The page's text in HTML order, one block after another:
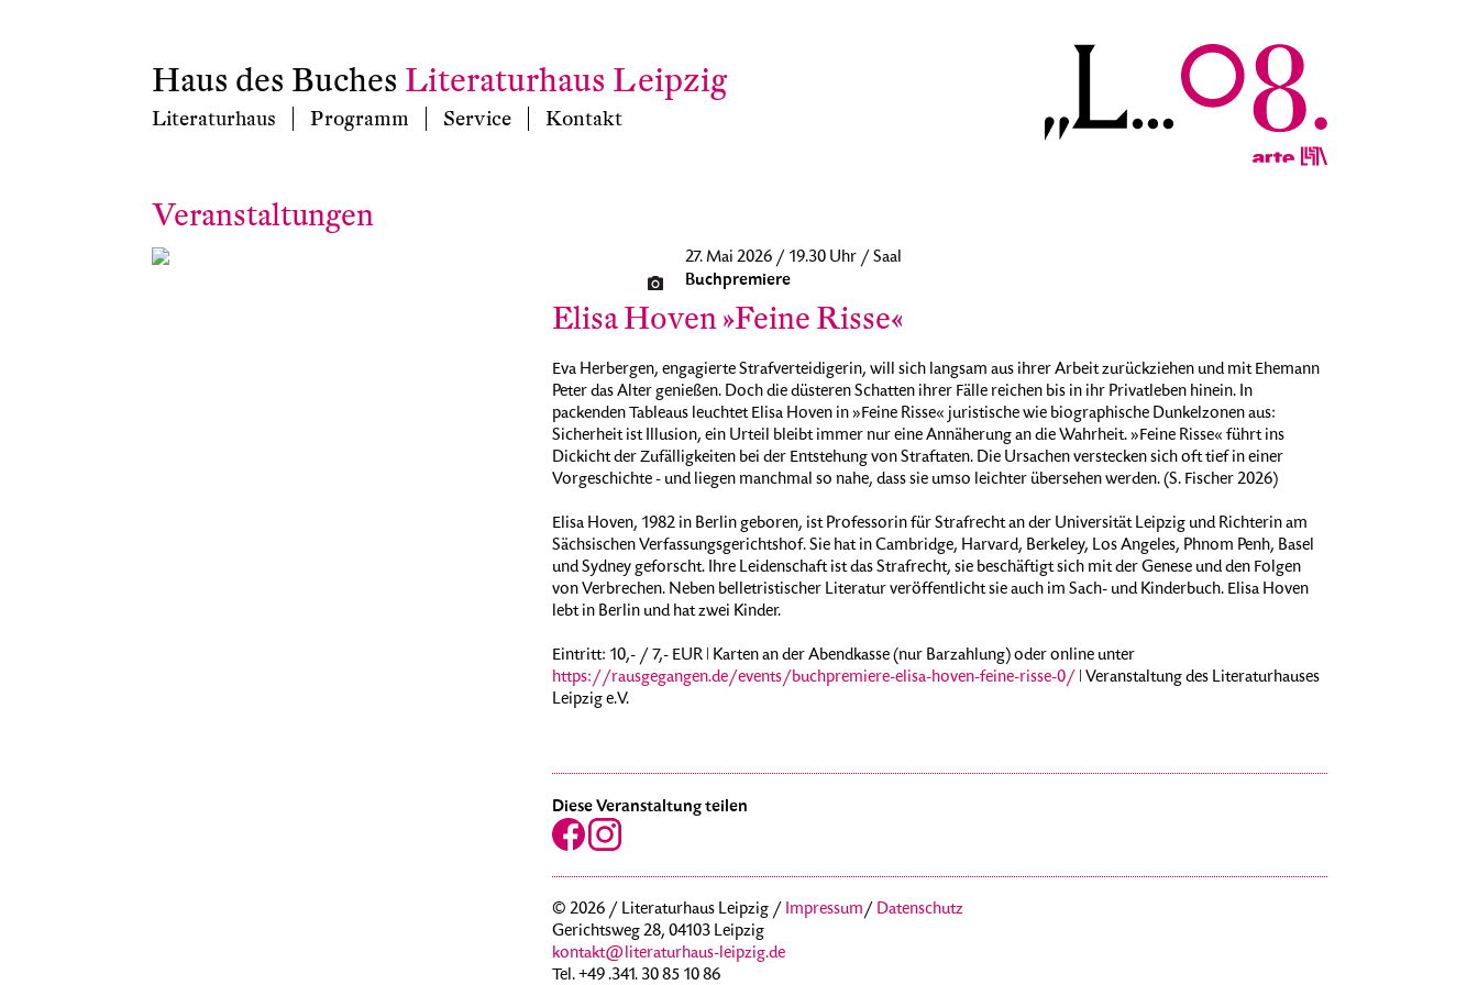
Haus des Buches Literaturhaus Leipzig
Literaturhaus Programm Service Kontakt
Veranstaltungen
27. Mai 2026 / 19.30 Uhr / Saal
Buchpremiere
Elisa Hoven »Feine Risse«
Eva Herbergen, engagierte Strafverteidigerin, will sich langsam aus ihrer Arbeit zurückziehen und mit Ehemann
Peter das Alter genießen. Doch die düsteren Schatten ihrer Fälle reichen bis in ihr Privatleben hinein. In
packenden Tableaus leuchtet Elisa Hoven in »Feine Risse« juristische wie biographische Dunkelzonen aus:
Sicherheit ist Illusion, ein Urteil bleibt immer nur eine Annäherung an die Wahrheit. »Feine Risse« führt ins
Dickicht der Zufälligkeiten bei der Entstehung von Straftaten. Die Ursachen verstecken sich oft tief in einer
Vorgeschichte - und liegen manchmal so nahe, dass sie umso leichter übersehen werden. (S. Fischer 2026)
Elisa Hoven, 1982 in Berlin geboren, ist Professorin für Strafrecht an der Universität Leipzig und Richterin am
Sächsischen Verfassungsgerichtshof. Sie hat in Cambridge, Harvard, Berkeley, Los Angeles, Phnom Penh, Basel
und Sydney geforscht. Ihre Leidenschaft ist das Strafrecht, sie beschäftigt sich mit der Genese und den Folgen
von Verbrechen. Neben belletristischer Literatur veröffentlicht sie auch im Sach- und Kinderbuch. Elisa Hoven
lebt in Berlin und hat zwei Kinder.
Eintritt: 10,- / 7,- EUR ǀ Karten an der Abendkasse (nur Barzahlung) oder online unter
https://rausgegangen.de/events/buchpremiere-elisa-hoven-feine-risse-0/ ǀ Veranstaltung des Literaturhauses
Leipzig e.V.
Diese Veranstaltung teilen
© 2026 / Literaturhaus Leipzig / Impressum/ Datenschutz
Gerichtsweg 28, 04103 Leipzig
kontakt@literaturhaus-leipzig.de
Tel. +49 .341. 30 85 10 86